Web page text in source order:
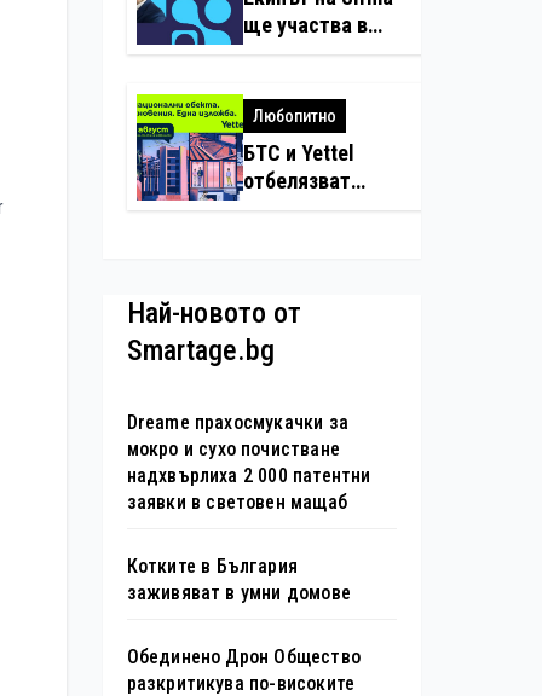
нарушения с
дронове
ще участва в
създаването на
стандарти за
навлизане на
изкуствен
интелект в
Любопитно
БТС и Yettel
отбелязват
национални
туристически
изложба в София
Най-новото от
Smartage.bg
Dreame прахосмукачки за
мокро и сухо почистване
надхвърлиха 2 000 патентни
заявки в световен мащаб
Котките в България
заживяват в умни домове
Обединено Дрон Общество
разкритикува по-високите